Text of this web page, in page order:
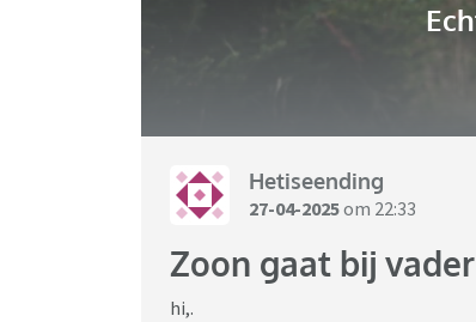
Hetiseending
27-04-2025om 22:33
Zoon gaat bij
hi,.